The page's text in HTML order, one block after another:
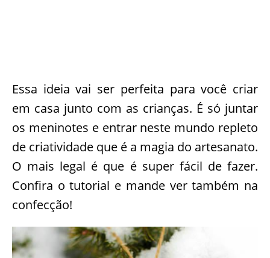
Essa ideia vai ser perfeita para você criar
em casa junto com as crianças. É só juntar
os meninotes e entrar neste mundo repleto
de criatividade que é a magia do artesanato.
O mais legal é que é super fácil de fazer.
Confira o tutorial e mande ver também na
confecção!